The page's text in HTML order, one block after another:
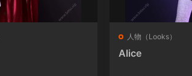
人物（Looks）
Alice